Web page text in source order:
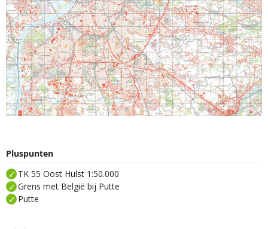
Pluspunten
TK 55 Oost Hulst 1:50.000
Grens met België bij Putte
Putte